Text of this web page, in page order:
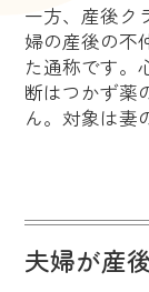
一方、産後ク
婦の産後の不
た通称です。
断はつかず薬
ん。対象は妻
夫婦が産